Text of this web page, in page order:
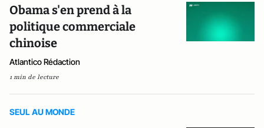
Obama s'en prend à la
politique commerciale
chinoise
Atlantico Rédaction
1 min de lecture
SEUL AU MONDE